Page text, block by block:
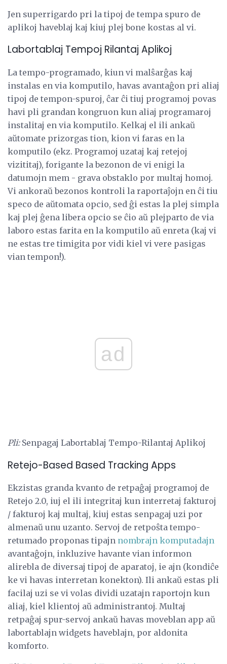
Jen superrigardo pri la tipoj de tempa spuro de
aplikoj haveblaj kaj kiuj plej bone kostas al vi.
Labortablaj Tempoj Rilantaj Aplikoj
La tempo-programado, kiun vi malŝarĝas kaj
instalas en via komputilo, havas avantaĝon pri aliaj
tipoj de tempon-spuroj, ĉar ĉi tiuj programoj povas
havi pli grandan kongruon kun aliaj programaroj
instalitaj en via komputilo. Kelkaj el ili ankaŭ
aŭtomate prizorgas tion, kion vi faras en la
komputilo (ekz. Programoj uzataj kaj retejoj
vizititaj), forigante la bezonon de vi enigi la
datumojn mem - grava obstaklo por multaj homoj.
Vi ankoraŭ bezonos kontroli la raportaĵojn en ĉi tiu
speco de aŭtomata opcio, sed ĝi estas la plej simpla
kaj plej ĝena libera opcio se ĉio aŭ plejparto de via
laboro estas farita en la komputilo aŭ enreta (kaj vi
ne estas tre timigita por vidi kiel vi vere pasigas
vian tempon!).
ad
Pli:Senpagaj Labortablaj Tempo-Rilantaj Aplikoj
Retejo-Based Based Tracking Apps
Ekzistas granda kvanto de retpaĝaj programoj de
Retejo 2.0, iuj el ili integritaj kun interretaj fakturoj
/ fakturoj kaj multaj, kiuj estas senpagaj uzi por
almenaŭ unu uzanto. Servoj de retpoŝta tempo-
retumado proponas tipajn nombrajn komputadajn
avantaĝojn, inkluzive havante vian informon
alirebla de diversaj tipoj de aparatoj, ie ajn (kondiĉe
ke vi havas interretan konekton). Ili ankaŭ estas pli
facilaj uzi se vi volas dividi uzatajn raportojn kun
aliaj, kiel klientoj aŭ administrantoj. Multaj
retpaĝaj spur-servoj ankaŭ havas moveblan app aŭ
labortablajn widgets haveblajn, por aldonita
komforto.